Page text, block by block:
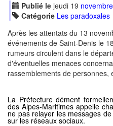
Publié le jeudi 19 novembre
Catégorie Les paradoxales
Après les attentats du 13
événements de Saint-Denis le
rumeurs circulent dans le
d'éventuelles menaces
rassemblements de personnes,
La Préfecture dément
des Alpes-Maritimes appelle
ne pas relayer les messages
sur les réseaux sociaux.